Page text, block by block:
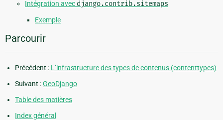
Intégration avec django.contrib.sitemaps
Exemple
Parcourir
Précédent : L’infrastructure des types de contenus (contenttypes)
Suivant :GeoDjango
Table des matières
Index général